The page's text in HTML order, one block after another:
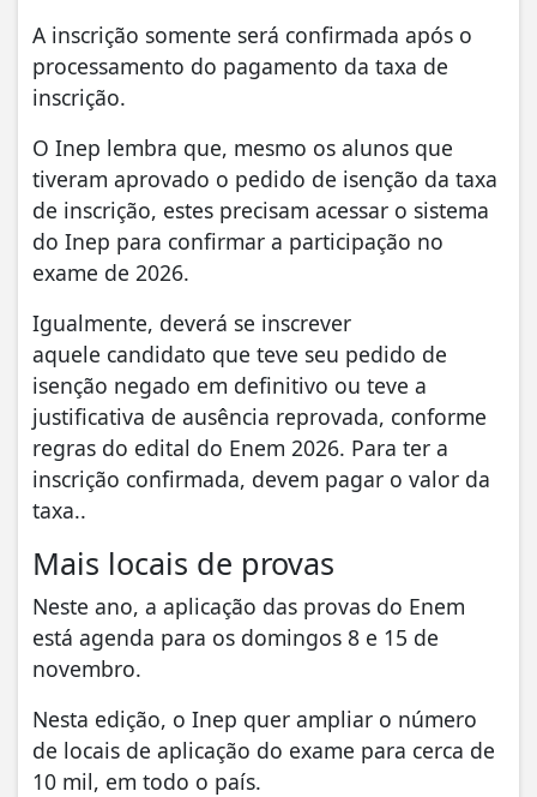
A inscrição somente será confirmada após o
processamento do pagamento da taxa de
inscrição.
O Inep lembra que, mesmo os alunos que
tiveram aprovado o pedido de isenção da taxa
de inscrição, estes precisam acessar o sistema
do Inep para confirmar a participação no
exame de 2026.
Igualmente, deverá se inscrever
aquele candidato que teve seu pedido de
isenção negado em definitivo ou teve a
justificativa de ausência reprovada, conforme
regras do edital do Enem 2026. Para ter a
inscrição confirmada, devem pagar o valor da
taxa..
Mais locais de provas
Neste ano, a aplicação das provas do Enem
está agenda para os domingos 8 e 15 de
novembro.
Nesta edição, o Inep quer ampliar o número
de locais de aplicação do exame para cerca de
10 mil, em todo o país.